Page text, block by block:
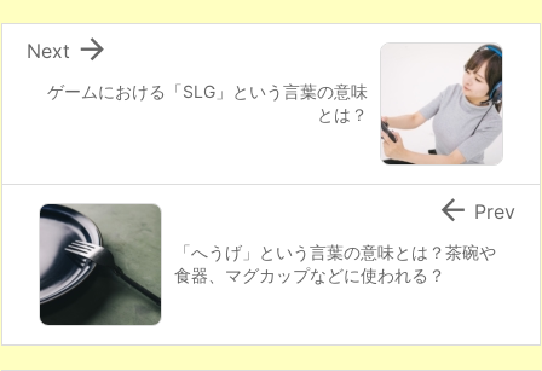
ゲームにおける「SLG」という言葉の意味
とは？

Next
「へうげ」という言葉の意味とは？茶碗や
食器、マグカップなどに使われる？
 Prev